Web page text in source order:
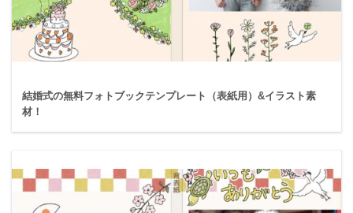
結婚式の無料フォトブックテンプレート（表紙用）&イラスト素
材！